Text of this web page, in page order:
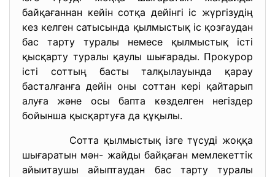
байқағаннан кейін сотқа дейінгі іс жүргізудің
кез келген сатысында қылмыстық іс қозғаудан
бас тарту туралы немесе қылмыстық істі
қысқарту туралы қаулы шығарады. Прокурор
істі соттың басты талқылауында қарау
басталғанға дейін оны соттан кері қайтарып
алуға және осы бапта көзделген негіздер
бойынша қысқартуға да құқылы.
Сотта қылмыстық ізге түсуді жоққа
шығаратын мән- жайды байқаған мемлекеттік
айыитаушы айыптаудан бас тарту туралы